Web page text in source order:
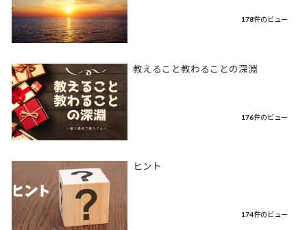
178件のビュー
教えること教わることの深淵
176件のビュー
ヒント
174件のビュー